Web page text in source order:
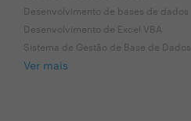
Desenvolvimento de bases de dados
Desenvolvimento de Excel VBA
Sistema de Gestão de Base de Dados
Ver mais